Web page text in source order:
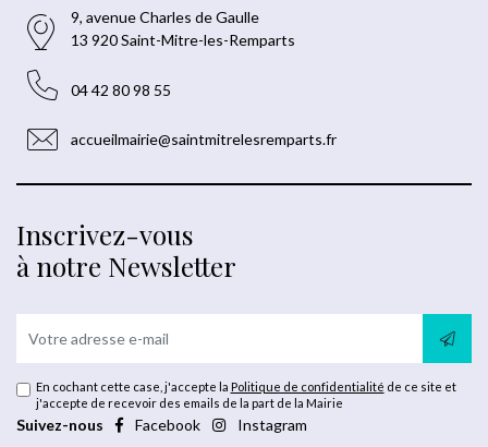
9, avenue Charles de Gaulle
13 920 Saint-Mitre-les-Remparts
04 42 80 98 55
accueilmairie@saintmitrelesremparts.fr
Inscrivez-vous
à notre Newsletter
En cochant cette case, j'accepte la Politique de confidentialité de ce site et
j'accepte de recevoir des emails de la part de la Mairie
Suivez-nous Facebook Instagram